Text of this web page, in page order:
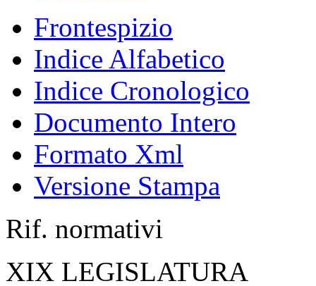
Frontespizio
Indice Alfabetico
Indice Cronologico
Documento Intero
Formato Xml
Versione Stampa
Rif. normativi
XIX LEGISLATURA